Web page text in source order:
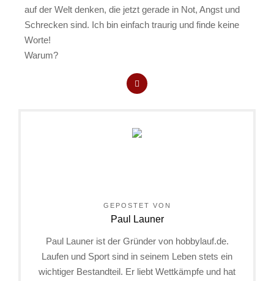
auf der Welt denken, die jetzt gerade in Not, Angst und
Schrecken sind. Ich bin einfach traurig und finde keine
Worte!
Warum?
GEPOSTET VON
Paul Launer
Paul Launer ist der Gründer von hobbylauf.de.
Laufen und Sport sind in seinem Leben stets ein
wichtiger Bestandteil. Er liebt Wettkämpfe und hat